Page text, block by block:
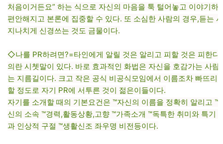
처음이거든요” 하는 식으로 자신의 마음을 툭 털어놓고 이야기하
편안해지고 본론에 집중할 수 있다. 또 소심한 사람의 경우,듣는
지나치게 신경쓰는 것도 금물이다.
◇나를 PR하려면?=타인에게 알릴 것은 알리고 피할 것은 피한다
의란 시쳇말이 있다. 바로 효과적인 화법은 자신을 호감가는 사람
는 지름길이다. 크고 작은 공식 비공식모임에서 이름조차 빠뜨리
할 정도로 자기 PR에 서투른 것이 젊은이들이다.
자기를 소개할 때의 기본요건은 ™자신의 이름을 정확히 알리고 ™
신의 소속 ™경력,활동상황,고향 ™가족소개 ™독특한 취미와 특기
과 인상적 구절 ™생활신조 좌우명 비전등이다.